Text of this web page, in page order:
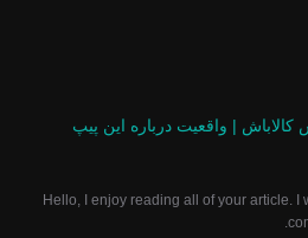
| واقعیت درباره این پیپ
Hello, I enjoy reading all of your article. I